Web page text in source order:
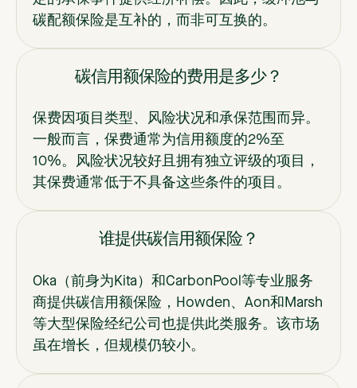
碳配额保险是互补的，而非可互换的。
碳信用额保险的费用是多少？
保费因项目类型、风险状况和承保范围而异。
一般而言，保费通常为信用额度的2%至
10%。风险状况较好且拥有独立评级的项目，
其保费通常低于不具备这些条件的项目。
谁提供碳信用额保险？
Oka（前身为Kita）和CarbonPool等专业服务
商提供碳信用额保险，Howden、Aon和Marsh
等大型保险经纪公司也提供此类服务。该市场
虽在增长，但规模仍较小。